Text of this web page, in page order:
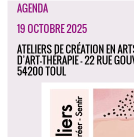
AGENDA
19 OCTOBRE 2025
ATELIERS DE CRÉATION EN
D’ART-THÉRAPIE - 22 RUE
54200 TOUL